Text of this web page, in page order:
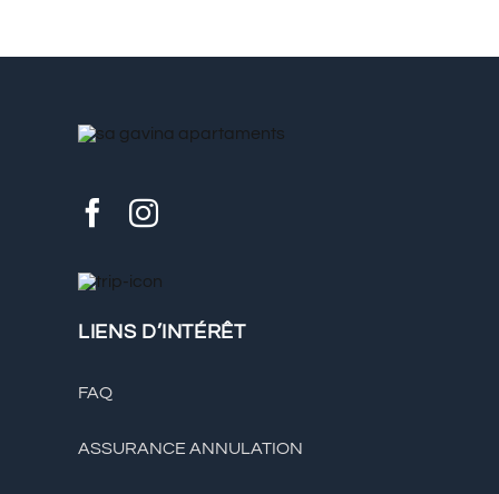
LIENS D’INTÉRÊT
FAQ
ASSURANCE ANNULATION